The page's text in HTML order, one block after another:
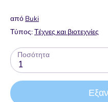
από Buki
Τύπος:Τέχνες και βιοτεχνίες
Ποσότητα
1